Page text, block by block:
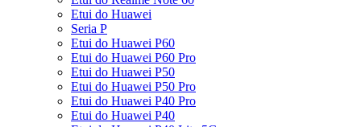
Etui do Huawei
Seria P
Etui do Huawei P60
Etui do Huawei P60 Pro
Etui do Huawei P50
Etui do Huawei P50 Pro
Etui do Huawei P40 Pro
Etui do Huawei P40